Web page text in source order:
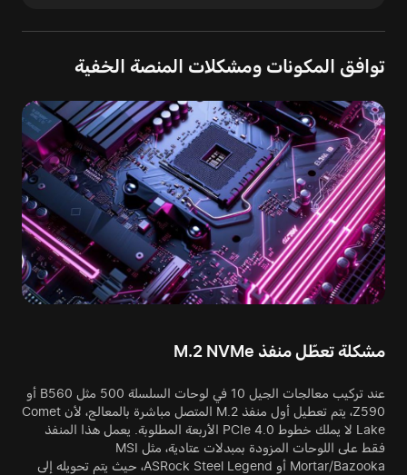
توافق المكونات ومشكلات المنصة الخفية
مشكلة تعطّل منفذ M.2 NVMe
عند تركيب معالجات الجيل 10 في لوحات السلسلة 500 مثل B560 أو
Z590، يتم تعطيل أول منفذ M.2 المتصل مباشرة بالمعالج، لأن Comet
Lake لا يملك خطوط PCIe 4.0 الأربعة المطلوبة. يعمل هذا المنفذ
فقط على اللوحات المزودة بمبدلات عتادية، مثل MSI
Mortar/Bazooka أو ASRock Steel Legend، حيث يتم تحويله إلى